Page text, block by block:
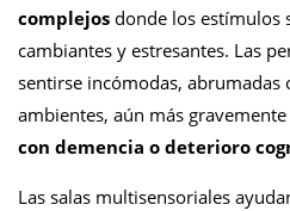
complejos donde los estímulos
cambiantes y estresantes. Las
sentirse incómodas, abrumadas
ambientes, aún más
con demencia o deterioro
Las salas multisensoriales